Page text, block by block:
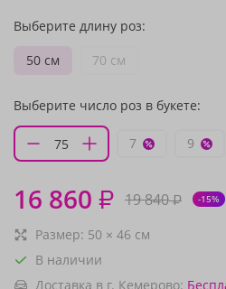
Выберите длину роз:
50 см
70 см
Выберите число роз в букете:
7 9
16 860 ₽ 19 840₽ -15%
Размер: 50 × 46 см
В наличии
Доставка в г. Кемерово: